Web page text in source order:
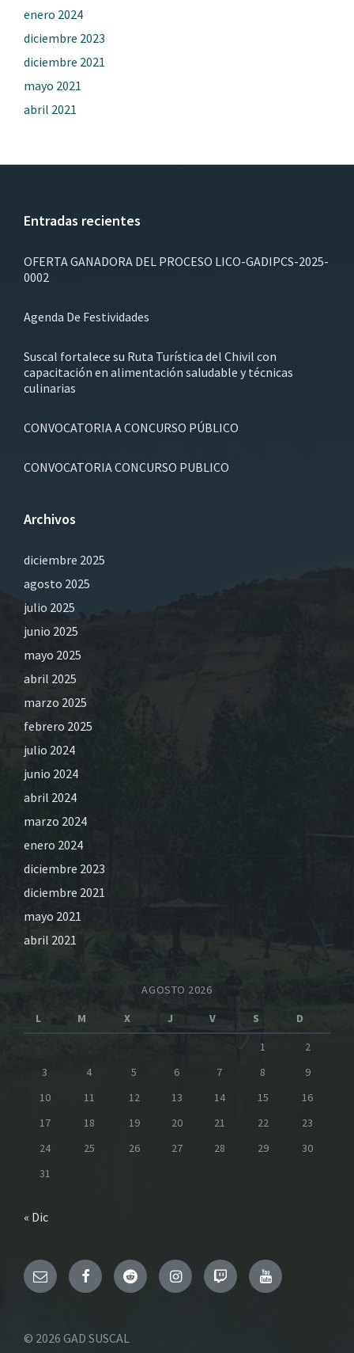
enero 2024
diciembre 2023
diciembre 2021
mayo 2021
abril 2021
Entradas recientes
OFERTA GANADORA DEL PROCESO LICO-GADIPCS-2025-
0002
Agenda De Festividades
Suscal fortalece su Ruta Turística del Chivil con
capacitación en alimentación saludable y técnicas
culinarias
CONVOCATORIA A CONCURSO PÚBLICO
CONVOCATORIA CONCURSO PUBLICO
Archivos
diciembre 2025
agosto 2025
julio 2025
junio 2025
mayo 2025
abril 2025
marzo 2025
febrero 2025
julio 2024
junio 2024
abril 2024
marzo 2024
enero 2024
diciembre 2023
diciembre 2021
mayo 2021
abril 2021
AGOSTO 2026
L
M X J V S
D
1
2
3
4 5 6 7 8
9
10
11 12 13 14 15
16
17
18 19 20 21 22
23
24
25 26 27 28 29
30
31
« Dic
Email FacebookReddit InstagramTwitch YouTube
© 2026 GAD SUSCAL